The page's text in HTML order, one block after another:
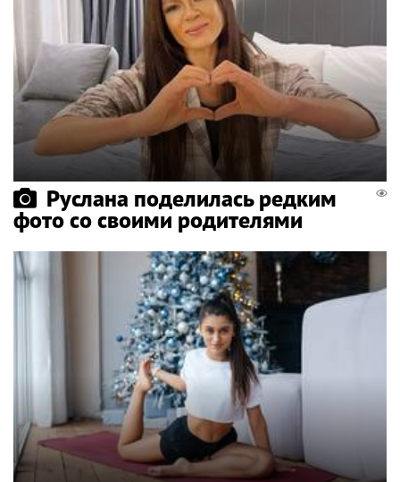
Руслана поделилась редким
фото со своими родителями